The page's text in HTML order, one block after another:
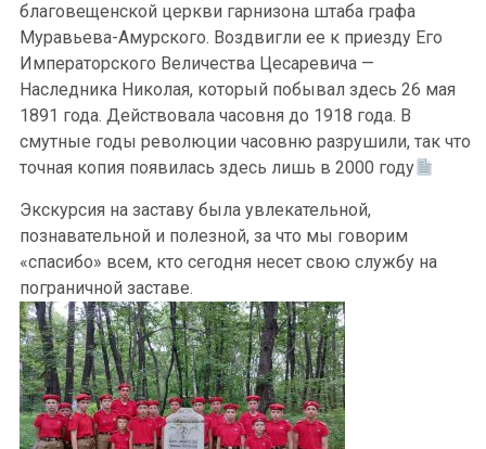
благовещенской церкви гарнизона штаба графа
Муравьева-Амурского. Воздвигли ее к приезду Его
Императорского Величества Цесаревича —
Наследника Николая, который побывал здесь 26 мая
1891 года. Действовала часовня до 1918 года. В
смутные годы революции часовню разрушили, так что
точная копия появилась здесь лишь в 2000 году
Экскурсия на заставу была увлекательной,
познавательной и полезной, за что мы говорим
«спасибо» всем, кто сегодня несет свою службу на
пограничной заставе.